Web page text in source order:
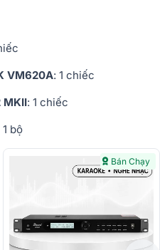
VM620A: 1 chiếc
MKII: 1 chiếc
1 bộ
Bán Chạy